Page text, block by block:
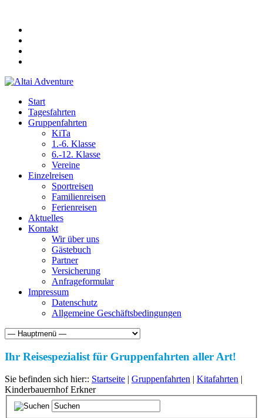
Start
Tagesfahrten
Gruppenfahrten
KiTa
1.-6. Klasse
6.-12. Klasse
Vereine
Einzelreisen
Sportreisen
Familienreisen
Ferienreisen
Aktuelles
Kontakt
Wir über uns
Gästebuch
Partner
Versicherung
Anfrageformular
Impressum
Datenschutz
Allgemeine Geschäftsbedingungen
Ihr Reisespezialist für Gruppenfahrten aller Art!
Sie befinden sich hier:: Startseite | Gruppenfahrten | Kitafahrten |
Kinderbauernhof Erkner